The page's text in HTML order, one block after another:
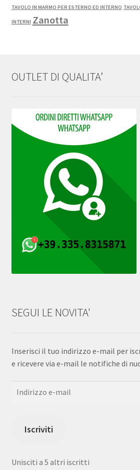
TAVOLO IN MARMO PER ESTERNO ED INTERNO
INTERNI Zanotta
OUTLET DI QUALITA’
SEGUI LE NOVITA'
Inserisci il tuo indirizzo e-mail per
e ricevere via e-mail le notifiche di
Iscriviti
Unisciti a 5 altri iscritti